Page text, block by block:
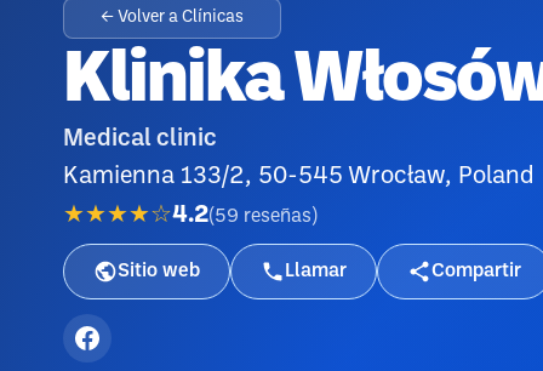
← Volver a Clínicas
Klinika
Medical clinic
Kamienna 133/2, 50-545 Wrocław, Poland
★★★★☆4.2(59 reseñas )
Sitio web Llamar Compartir